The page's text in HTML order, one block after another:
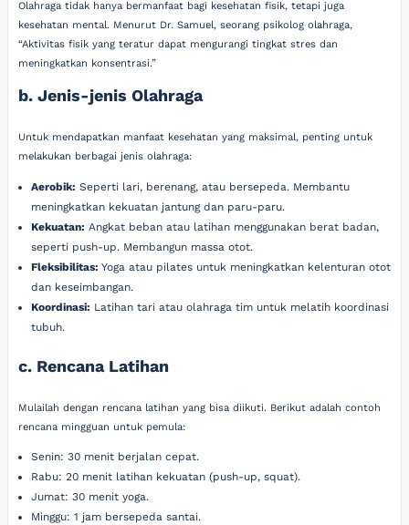
Olahraga tidak hanya bermanfaat bagi kesehatan fisik, tetapi juga
kesehatan mental. Menurut Dr. Samuel, seorang psikolog olahraga,
“Aktivitas fisik yang teratur dapat mengurangi tingkat stres dan
meningkatkan konsentrasi.”
b. Jenis-jenis Olahraga
Untuk mendapatkan manfaat kesehatan yang maksimal, penting untuk
melakukan berbagai jenis olahraga:
Aerobik: Seperti lari, berenang, atau bersepeda. Membantu
meningkatkan kekuatan jantung dan paru-paru.
Kekuatan: Angkat beban atau latihan menggunakan berat badan,
seperti push-up. Membangun massa otot.
Fleksibilitas: Yoga atau pilates untuk meningkatkan kelenturan otot
dan keseimbangan.
Koordinasi: Latihan tari atau olahraga tim untuk melatih koordinasi
tubuh.
c. Rencana Latihan
Mulailah dengan rencana latihan yang bisa diikuti. Berikut adalah contoh
rencana mingguan untuk pemula:
Senin: 30 menit berjalan cepat.
Rabu: 20 menit latihan kekuatan (push-up, squat).
Jumat: 30 menit yoga.
Minggu: 1 jam bersepeda santai.